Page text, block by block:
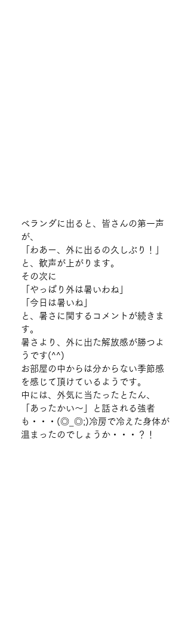
ベランダに出ると、皆さんの第一声
が、
「わあー、外に出るの久しぶり！」
と、歓声が上がります。
その次に
「やっぱり外は暑いわね」
「今日は暑いね」
と、暑さに関するコメントが続きま
す。
暑さより、外に出た解放感が勝つよ
うです(^^)
お部屋の中からは分からない季節感
を感じて頂けているようです。
中には、外気に当たったとたん、
「あったかい～」と話される強者
も・・・(◎_◎;)冷房で冷えた身体が
温まったのでしょうか・・・？！